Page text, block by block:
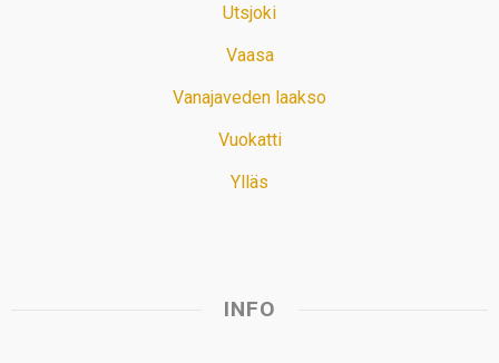
Utsjoki
Vaasa
Vanajaveden laakso
Vuokatti
Ylläs
INFO